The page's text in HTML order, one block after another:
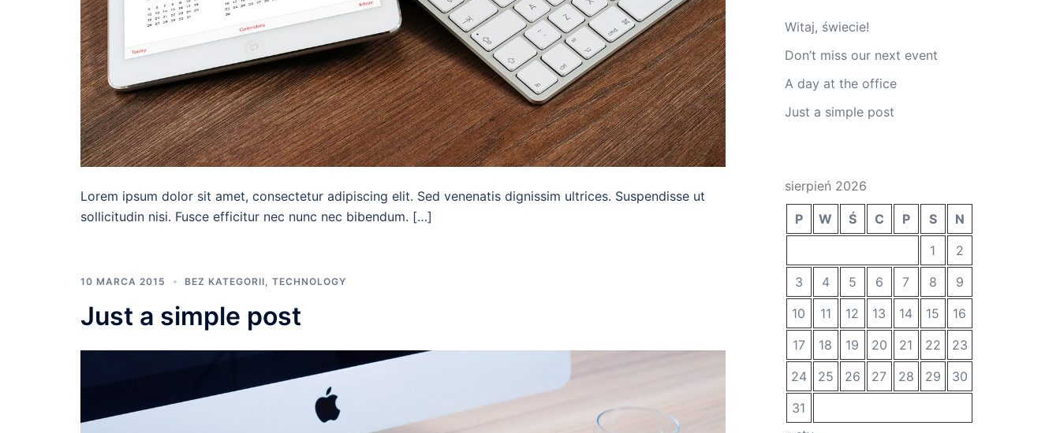
Lorem ipsum dolor sit amet, consectetur adipiscing elit. Sed venenatis dignissim ultrices. Suspendisse ut
sollicitudin nisi. Fusce efficitur nec nunc nec bibendum. […]
10 MARCA 2015 BEZ KATEGORII TECHNOLOGY
Just a simple post
Witaj, świecie!
Don’t miss our next event
A day at the office
Just a simple post
sierpień 2026
P W Ś C P S
N
1
2
3
4 5 6 7 8
9
10
11 12 13 14 15
16
17
18 19 20 21 22
23
24
25 26 27 28 29
30
31